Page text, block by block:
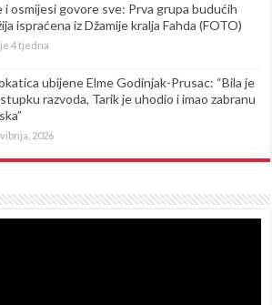
i osmijesi govore sve: Prva grupa budućih
ispraćena iz Džamije kralja Fahda (FOTO)
4 tjedna
ubijene Elme Godinjak-Prusac: “Bila je
razvoda, Tarik je uhodio i imao zabranu
2026